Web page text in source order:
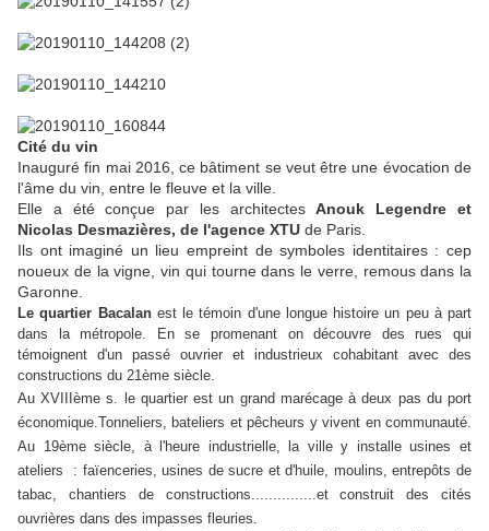
Cité du vin
Inauguré fin mai 2016, ce bâtiment se veut être une évocation de
l'âme du vin, entre le fleuve et la ville.
Elle a été conçue par les architectesAnouk Legendre et
Nicolas Desmazières, de l'agence XTU de Paris.
Ils ont imaginé un lieu empreint de symboles identitaires : cep
noueux de la vigne, vin qui tourne dans le verre, remous dans la
Garonne.
Le quartier Bacalanest le témoin d'une longue histoire un peu à part
dans la métropole. En se promenant on découvre des rues qui
témoignent d'un passé ouvrier et industrieux cohabitant avec des
constructions du 21ème siècle.
Au XVIIIème s. le quartier est un grand marécage à deux pas du port
économique.Tonneliers, bateliers et pêcheurs y vivent en communauté.
Au 19ème siècle, à l'heure industrielle, la ville y installe usines et
ateliers : faïenceries, usines de sucre et d'huile, moulins, entrepôts de
tabac, chantiers de constructions...............et construit des cités
ouvrières dans des impasses fleuries.